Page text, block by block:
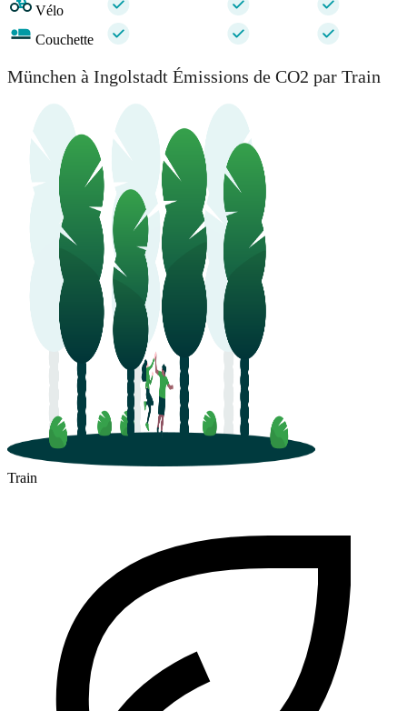
Vélo
Couchette
München à Ingolstadt Émissions de CO2 par Train
Train